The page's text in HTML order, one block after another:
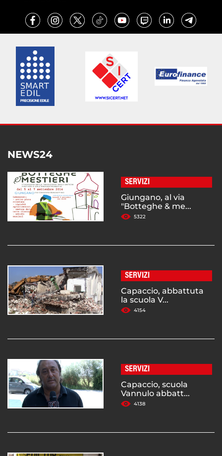
NEWS24
SERVIZI
Giungano, al via
"Botteghe & me...
5322
SERVIZI
Capaccio, abbattuta
la scuola V...
4154
SERVIZI
Capaccio, scuola
Vannulo abbatt...
4138